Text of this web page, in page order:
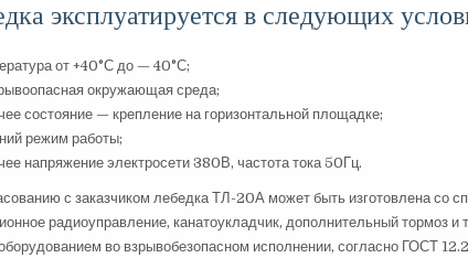
эксплуатируется в следующих
от +40°С до — 40°С;
окружающая среда;
состояние — крепление на горизонтальной площадке;
режим работы;
напряжение электросети 380В, частота тока 50Гц.
с заказчиком лебедка ТЛ-20А может быть изготовлена со
радиоуправление, канатоукладчик, дополнительный тормоз
во взрывобезопасном исполнении, согласно ГОСТ